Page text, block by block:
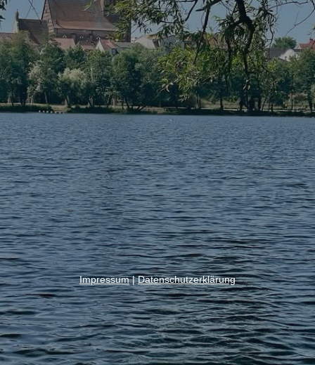
Impressum|Datenschutzerklärung